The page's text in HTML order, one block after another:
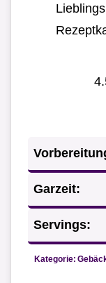
Garzeit:
Servings:
Kategorie: